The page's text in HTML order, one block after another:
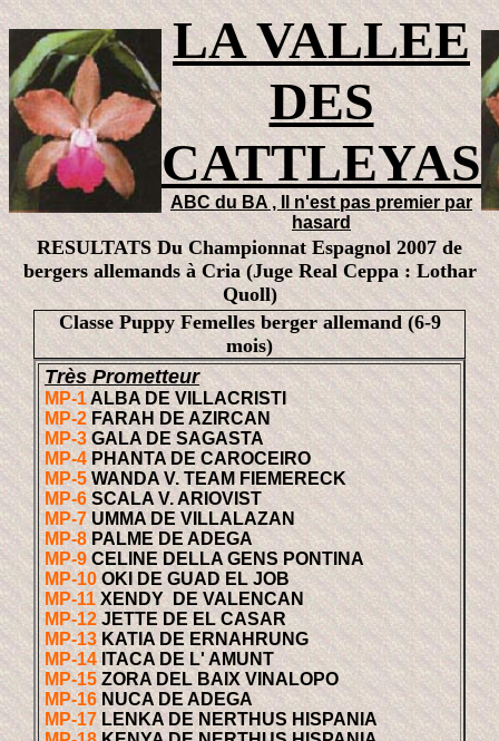
LA VALLEE
DES
CATTLEYAS
ABC du BA , Il n'est pas premier par
hasard
RESULTATS Du Championnat Espagnol 2007 de
bergers allemands à Cria (Juge Real Ceppa : Lothar
Quoll)
Classe Puppy Femelles berger allemand (6-9
mois)
Très Prometteur
MP-1ALBA DE VILLACRISTI
MP-2FARAH DE AZIRCAN
MP-3GALA DE SAGASTA
MP-4PHANTA DE CAROCEIRO
MP-5WANDA V. TEAM FIEMERECK
MP-6SCALA V. ARIOVIST
MP-7UMMA DE VILLALAZAN
MP-8PALME DE ADEGA
MP-9 CELINE DELLA GENS PONTINA
MP-10 OKI DE GUAD EL JOB
MP-11 XENDY DE VALENCAN
MP-12JETTE DE EL CASAR
MP-13 KATIA DE ERNAHRUNG
MP-14ITACA DE L' AMUNT
MP-15 ZORA DEL BAIX VINALOPO
MP-16 NUCA DE ADEGA
MP-17 LENKA DE NERTHUS HISPANIA